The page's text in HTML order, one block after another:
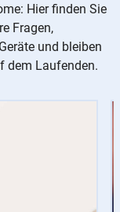
Hier finden Sie
Fragen,
und bleiben
dem Laufenden.